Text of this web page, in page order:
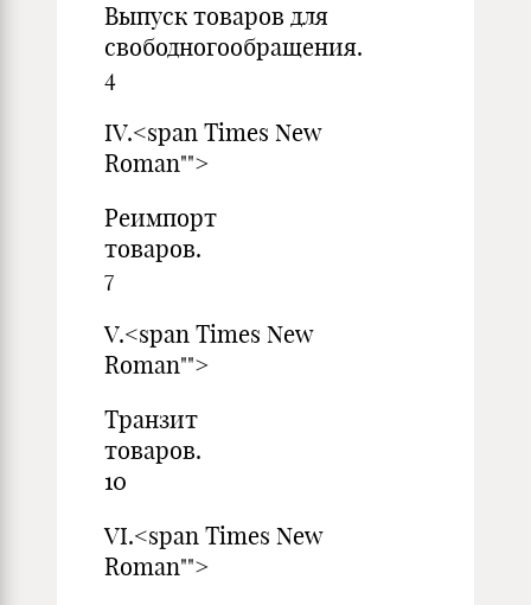
Выпуск товаров для
4
IV.<span Times New
Roman"">
Реимпорт
7
V.<span Times New
Roman"">
Транзит
10
VI.<span Times New
Roman"">